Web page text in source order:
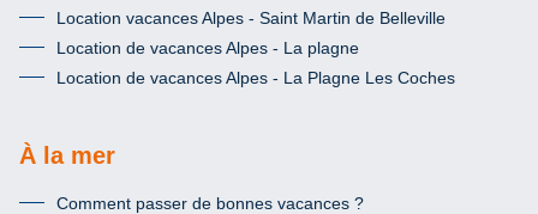
Location vacances Alpes - Saint Martin de Belleville
Location de vacances Alpes - La plagne
Location de vacances Alpes - La Plagne Les Coches
À la mer
Comment passer de bonnes vacances ?